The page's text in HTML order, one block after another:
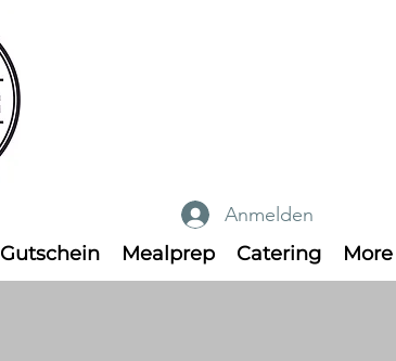
Anmelden
Gutschein Mealprep Catering More